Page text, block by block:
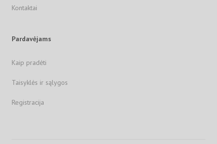
Kontaktai
Pardavėjams
Kaip pradėti
Taisyklės ir sąlygos
Registracija